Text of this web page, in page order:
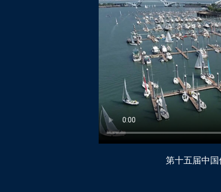
第十五届中